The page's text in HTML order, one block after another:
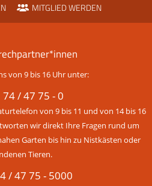
MITGLIED WERDEN
von 9 bis 16 Uhr unter:
74 / 47 75 - 0
von 9 bis 11 und von 14 bis 16
wir direkt Ihre Fragen rund um
Garten bis hin zu Nistkästen oder
Tieren.
/ 47 75 - 5000